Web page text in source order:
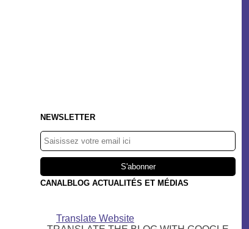
NEWSLETTER
CANALBLOG ACTUALITÉS ET MÉDIAS
Translate Website